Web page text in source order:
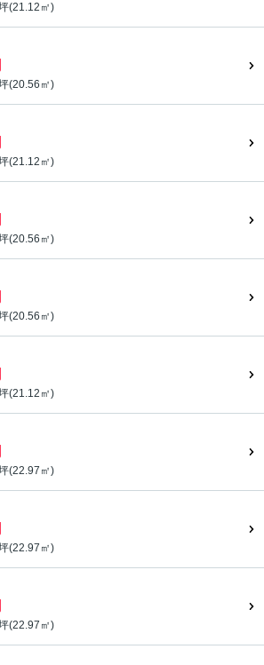
(21.12㎡)
(20.56㎡)
(21.12㎡)
(20.56㎡)
(20.56㎡)
(21.12㎡)
(22.97㎡)
(22.97㎡)
(22.97㎡)